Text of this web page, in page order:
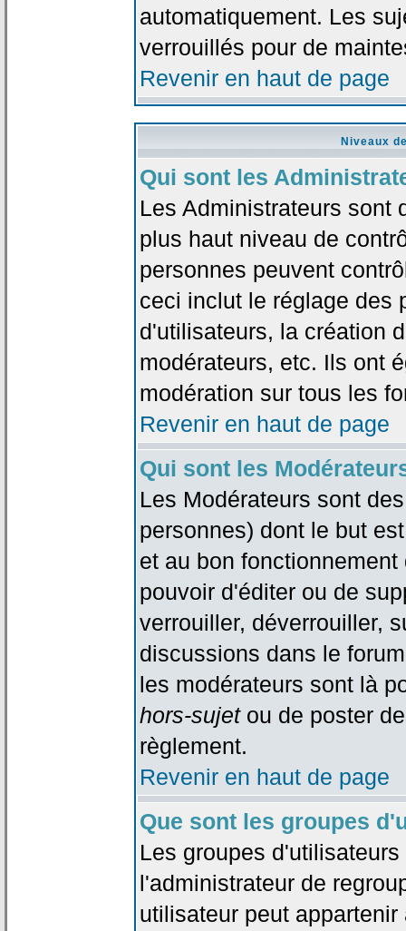
automatiquement. Les
verrouillés pour de
Revenir en haut de page
Niveaux
Qui sont les
Les Administrateurs sont
plus haut niveau de
personnes peuvent
ceci inclut le réglage des
d'utilisateurs, la création
modérateurs, etc. Ils ont
modération sur tous les
Revenir en haut de page
Qui sont les
Les Modérateurs sont
personnes) dont le but
et au bon
pouvoir d'éditer ou de
verrouiller, déverrouiller,
discussions dans le
les modérateurs sont là
hors-sujetou de poster
règlement.
Revenir en haut de page
Que sont les groupes
Les groupes
l'administrateur de
utilisateur peut